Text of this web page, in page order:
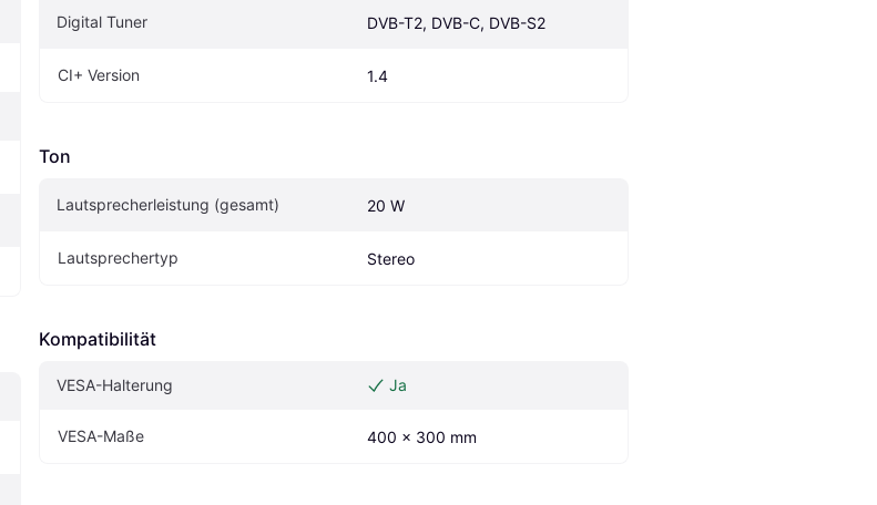
Digital Tuner DVB-T2, DVB-C, DVB-S2
CI+ Version 1.4
Ton
Lautsprecherleistung (gesamt) 20 W
Lautsprechertyp Stereo
Kompatibilität
VESA-Halterung Ja
VESA-Maße 400 x 300 mm